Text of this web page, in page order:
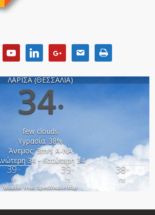
ΛΑΡΙΣΑ (ΘΕΣΣΑΛΙΑ)
34°
few clouds
Υγρασία: 38%
Άνεμος: 3m/s Α-ΝΑ
34 • Κατώτερη 34
39°
ΤΡ
39°
ΤΕ
38°
ΠΕ
Weather from OpenWeatherMap